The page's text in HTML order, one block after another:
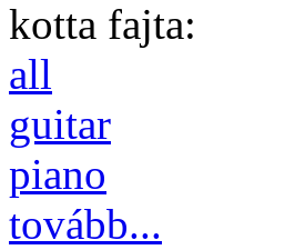
kotta fajta:
all
guitar
piano
tovább...